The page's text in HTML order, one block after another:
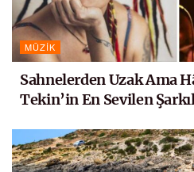
MÜZIK
Sahnelerden Uzak Ama
Tekin’in En Sevilen